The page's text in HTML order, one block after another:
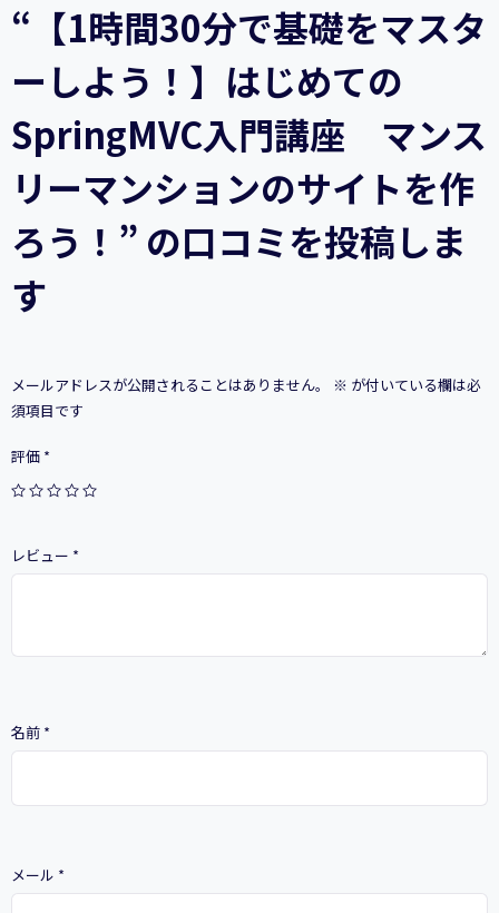
う！】
は
て
SpringMVC
入
門
講
マ
ン
ス
リ
シ
ョ
の
イ
作
ろ
“【1時間30分で基礎をマスタ
ーしよう！】はじめての
SpringMVC入門講座 マンス
リーマンションのサイトを作
ろう！” の口コミを投稿しま
す
メールアドレスが公開されることはありません。 ※ が付いている欄は必
須項目です
評価 *
レビュー *
名前 *
メール *